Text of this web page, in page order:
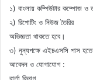
১) বাংলায় কম্পিউটার কম্পোজ ও
২) রিপোটিং ও নিউজ তৈরির
অভিজ্ঞতা থাকতে হবে।
৩) নুন্যপক্ষে এইচএসসি পাস
আবেদন ও যোগাযোগ :